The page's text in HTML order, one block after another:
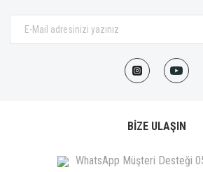
BİZE ULAŞIN
WhatsApp Müşteri Desteği